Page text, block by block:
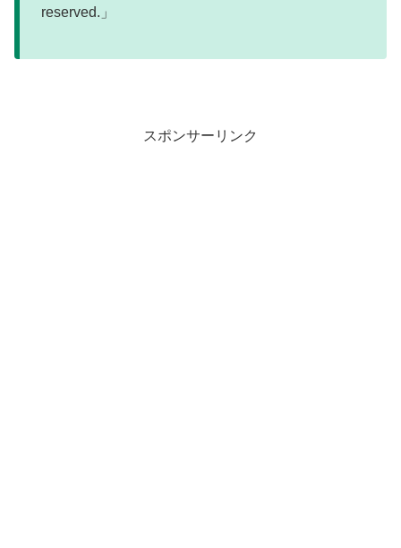
reserved.」
スポンサーリンク